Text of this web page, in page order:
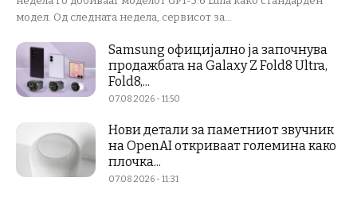
модел. Од следната недела, сервисот за...
Samsung официјално ја започнува
продажбата на Galaxy Z Fold8 Ultra,
Fold8,...
07.08.2026 - 11:50
Нови детали за паметниот звучник
на OpenAI откриваат големина како
плочка...
07.08.2026 - 11:31